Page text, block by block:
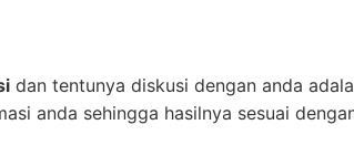
dan tentunya diskusi dengan anda
anda sehingga hasilnya sesuai